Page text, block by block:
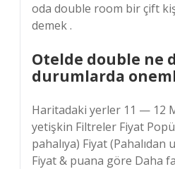
oda double room bir çift
demek .
Otelde double ne
durumlarda
Haritadaki yerler 11 — 12
yetişkin Filtreler Fiyat
pahalıya) Fiyat (Pahalıdan
Fiyat & puana göre Daha